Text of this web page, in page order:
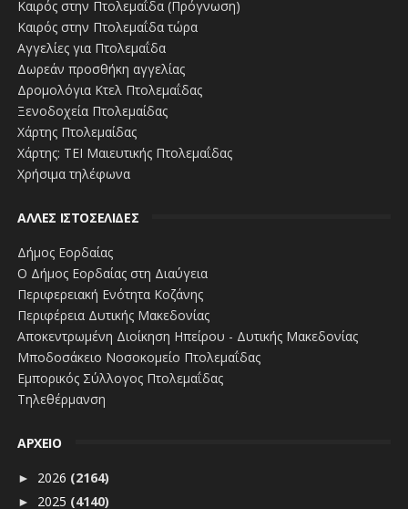
Καιρός στην Πτολεμαΐδα (Πρόγνωση)
Καιρός στην Πτολεμαΐδα τώρα
Αγγελίες για Πτολεμαΐδα
Δωρεάν προσθήκη αγγελίας
Δρομολόγια Κτελ Πτολεμαΐδας
Ξενοδοχεία Πτολεμαίδας
Χάρτης Πτολεμαίδας
Χάρτης: ΤΕΙ Μαιευτικής Πτολεμαΐδας
Χρήσιμα τηλέφωνα
ΑΛΛΕΣ ΙΣΤΟΣΕΛΙΔΕΣ
Δήμος Εορδαίας
Ο Δήμος Εορδαίας στη Διαύγεια
Περιφερειακή Ενότητα Κοζάνης
Περιφέρεια Δυτικής Μακεδονίας
Αποκεντρωμένη Διοίκηση Ηπείρου - Δυτικής Μακεδονίας
Μποδοσάκειο Νοσοκομείο Πτολεμαΐδας
Εμπορικός Σύλλογος Πτολεμαΐδας
Τηλεθέρμανση
ΑΡΧΕΙΟ
► 2026 (2164)
► 2025 (4140)